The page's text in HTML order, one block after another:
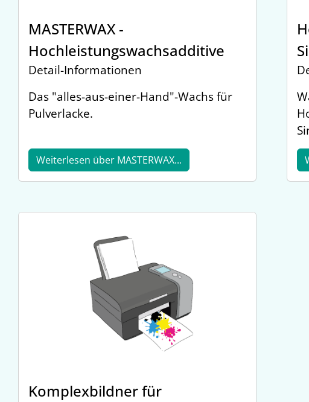
MASTERWAX -
Hochleistungswachsadditive
Detail-Informationen
Das "alles-aus-einer-Hand"-Wachs für
Pulverlacke.
Weiterlesen über MASTERWAX...
Komplexbildner für